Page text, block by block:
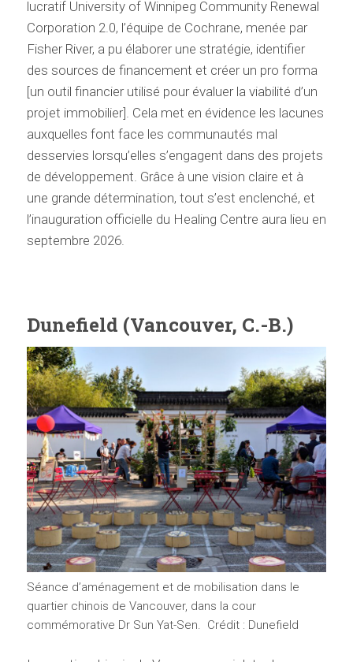
lucratif University of Winnipeg Community Renewal
Corporation 2.0, l’équipe de Cochrane, menée par
Fisher River, a pu élaborer une stratégie, identifier
des sources de financement et créer un pro forma
[un outil financier utilisé pour évaluer la viabilité d’un
projet immobilier]. Cela met en évidence les lacunes
auxquelles font face les communautés mal
desservies lorsqu’elles s’engagent dans des projets
de développement. Grâce à une vision claire et à
une grande détermination, tout s’est enclenché, et
l’inauguration officielle du Healing Centre aura lieu en
septembre 2026.
Dunefield (Vancouver, C.-B.)
Séance d’aménagement et de mobilisation dans le
quartier chinois de Vancouver, dans la cour
commémorative Dr Sun Yat-Sen. Crédit : Dunefield